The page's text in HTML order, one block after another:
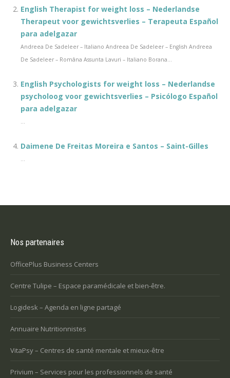
English Therapist for weight loss – Nederlandse
Therapeut voor gewichtsverlies – Terapeuta Español
para adelgazar
Andreea De Sadeleer – Italiano Andreea De Sadeleer – English Andreea
De Sadeleer – Româna Assunta Lavuri – Italiano Borana...
English Psychologists for weight loss – Nederlandse
psycholoog voor gewichtsverlies – Psicólogo Español
para adelgazar
Daimene De Freitas Moreira e Santos – Saint-Gilles
Nos partenaires
OfficePlus Business Centers
Centre Tulipe – Espace paramédicale et bien-être.
Logidesk – Agenda en ligne partagé
Annuaire Nutritionnistes
VitaPsy – Centres de santé mentale et mieux-être
Privium – Services pour les professionnels de santé